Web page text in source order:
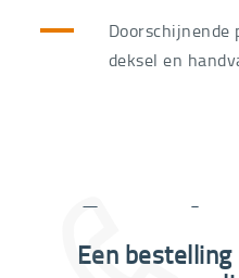
Doorschijnende
deksel en
Een